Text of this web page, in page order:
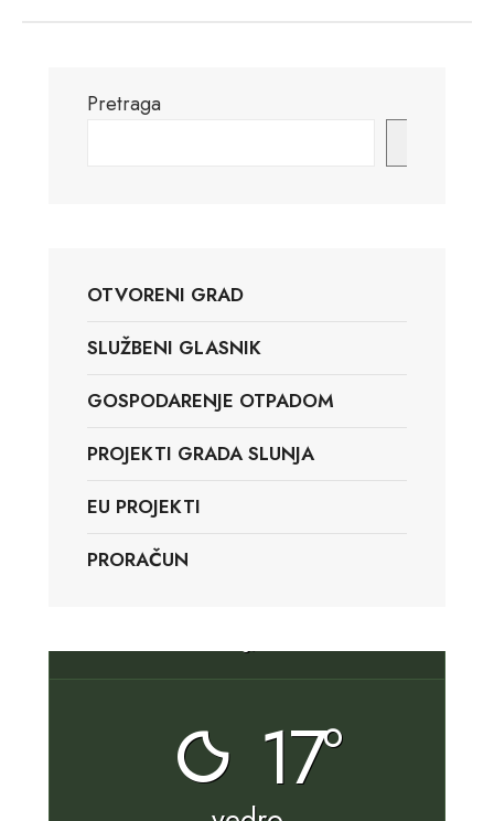
Pretraga
OTVORENI GRAD
SLUŽBENI GLASNIK
GOSPODARENJE OTPADOM
PROJEKTI GRADA SLUNJA
EU PROJEKTI
PRORAČUN
17°